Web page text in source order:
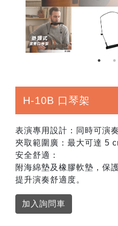
H-10B 口琴架
表演專用設計：同時可演
夾取範圍廣：最大可達 5
安全舒適：
附海綿墊及橡膠軟墊，保
提升演奏舒適度。
加入詢問車